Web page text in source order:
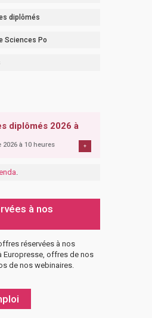
diplômés
Sciences Po
diplômés 2026 à
2026 à 10 heures +
.
à nos
réservées à nos
Europresse, offres de nos
de nos webinaires.